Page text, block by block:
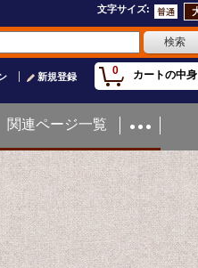
文字サイズ:
0 カートの中身
新規登録
関連ページ一覧